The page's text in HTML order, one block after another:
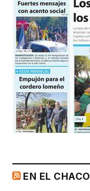
EN EL CHACO